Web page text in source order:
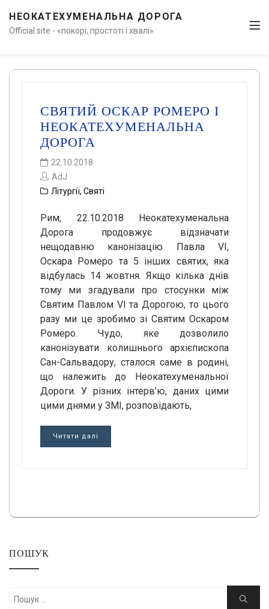
НЕОКАТЕХУМЕНАЛЬНА ДОРОГА
Official site - «покорі, простоті і хвалі»
СВЯТИЙ ОСКАР РОМЕРО І
НЕОКАТЕХУМЕНАЛЬНА
ДОРОГА
22.10.2018
AdJ
Літургії, Святі
Рим, 22.10.2018 Неокатехуменальна
Дорога продовжує відзначати
нещодавню канонізацію Павла VI,
Оскара Ромеро та 5 інших святих, яка
відбулась 14 жовтня. Якщо кілька днів
тому ми згадували про стосунки між
Святим Павлом VI та Дорогою, то цього
разу ми це зробимо зі Святим Оскаром
Ромеро. Чудо, яке дозволило
канонізувати колишнього архієпископа
Сан-Сальвадору, сталося саме в родині,
що належить до Неокатехуменальної
Дороги. У різних інтерв’ю, даних цими
цими днями у ЗМІ, розповідають,
Читати далі
ПОШУК
Шукати:
Пошук